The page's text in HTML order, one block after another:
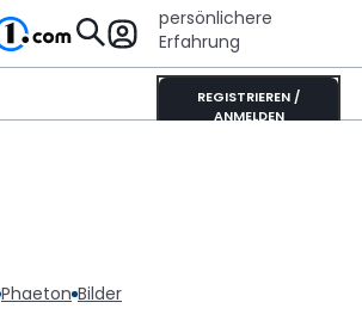
persönlichere
Erfahrung
REGISTRIEREN /
ANMELDEN
Phaeton Bilder